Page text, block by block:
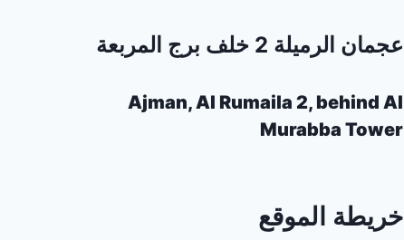
عجمان الرميلة 2 خلف برج المربعة
Ajman, Al Rumaila 2, behind Al
Murabba Tower
خريطة الموقع